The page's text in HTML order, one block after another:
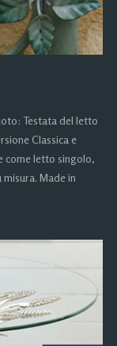
Testata del letto
Classica e
come letto singolo,
Made in